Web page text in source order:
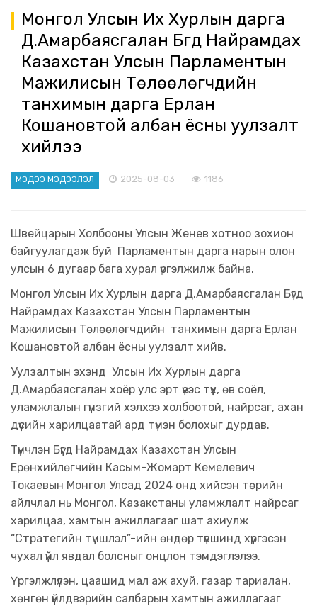
Монгол Улсын Их Хурлын дарга
Д.Амарбаясгалан Бүгд Найрамдах
Казахстан Улсын Парламентын
Мажилисын Төлөөлөгчдийн
танхимын дарга Ерлан
Кошановтой албан ёсны уулзалт
хийлээ
МЭДЭЭ МЭДЭЭЛЭЛ 2025-08-03 1186
Швейцарын Холбооны Улсын Женев хотноо зохион
байгуулагдаж буй Парламентын дарга нарын олон
улсын 6 дугаар бага хурал үргэлжилж байна.
Монгол Улсын Их Хурлын дарга Д.Амарбаясгалан Бүгд
Найрамдах Казахстан Улсын Парламентын
Мажилисын Төлөөлөгчдийн танхимын дарга Ерлан
Кошановтой албан ёсны уулзалт хийв.
Уулзалтын эхэнд Улсын Их Хурлын дарга
Д.Амарбаясгалан хоёр улс эрт үеэс түүх, өв соёл,
уламжлалын гүнзгий хэлхээ холбоотой, найрсаг, ахан
дүүсийн харилцаатай ард түмэн болохыг дурдав.
Түүнчлэн Бүгд Найрамдах Казахстан Улсын
Ерөнхийлөгчийн Касым-Жомарт Кемелевич
Токаевын Монгол Улсад 2024 онд хийсэн төрийн
айлчлал нь Монгол, Казакстаны уламжлалт найрсаг
харилцаа, хамтын ажиллагааг шат ахиулж
“Стратегийн түншлэл”-ийн өндөр түвшинд хүргэсэн
чухал үйл явдал болсныг онцлон тэмдэглэлээ.
Үргэлжлүүлэн, цаашид мал аж ахуй, газар тариалан,
хөнгөн үйлдвэрийн салбарын хамтын ажиллагааг